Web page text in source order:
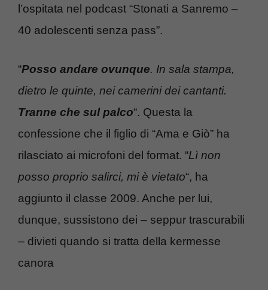
l’ospitata nel podcast “Stonati a Sanremo –
40 adolescenti senza pass”.
“Posso andare ovunque. In sala stampa,
dietro le quinte, nei camerini dei cantanti.
Tranne che sul palco“. Questa la
confessione che il figlio di “Ama e Giò” ha
rilasciato ai microfoni del format. “Lì non
posso proprio salirci, mi è vietato“, ha
aggiunto il classe 2009. Anche per lui,
dunque, sussistono dei – seppur trascurabili
– divieti quando si tratta della kermesse
canora